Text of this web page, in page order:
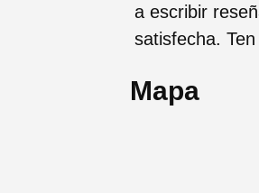
a escribir
satisfecha.
Mapa